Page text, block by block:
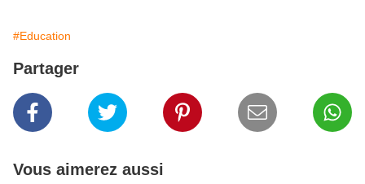
#Education
Partager
Vous aimerez aussi